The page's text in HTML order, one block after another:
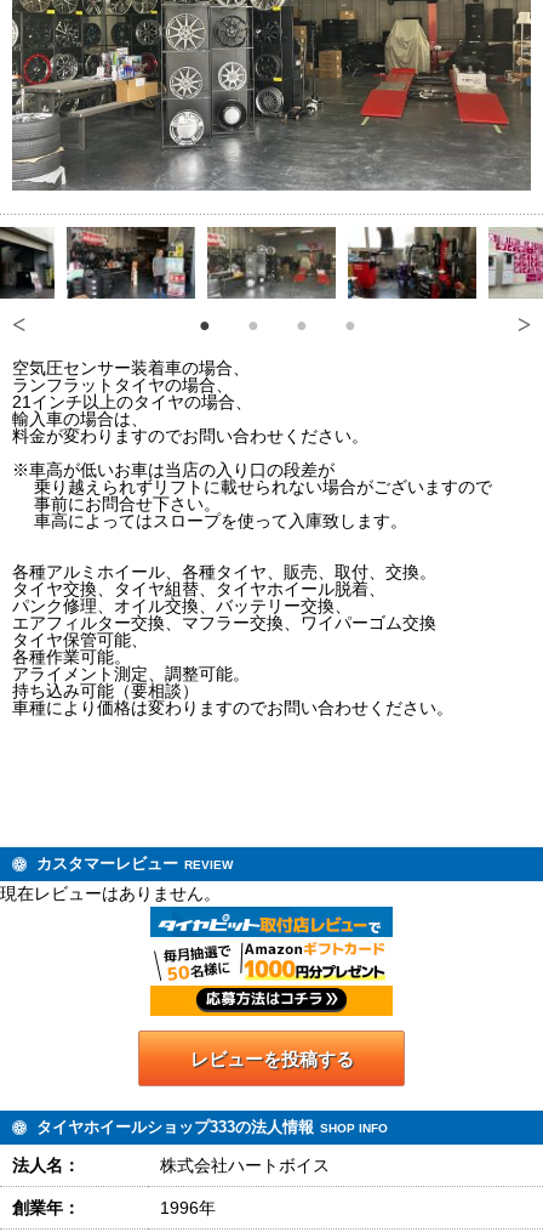
空気圧センサー装着車の場合、
ランフラットタイヤの場合、
21インチ以上のタイヤの場合、
輸入車の場合は、
料金が変わりますのでお問い合わせください。
※車高が低いお車は当店の入り口の段差が
乗り越えられずリフトに載せられない場合がございますので
事前にお問合せ下さい。
車高によってはスロープを使って入庫致します。
各種アルミホイール、各種タイヤ、販売、取付、交換。
タイヤ交換、タイヤ組替、タイヤホイール脱着、
パンク修理、オイル交換、バッテリー交換、
エアフィルター交換、マフラー交換、ワイパーゴム交換
タイヤ保管可能、
各種作業可能。
アライメント測定、調整可能。
持ち込み可能（要相談）
車種により価格は変わりますのでお問い合わせください。
カスタマーレビュー REVIEW
現在レビューはありません。
レビューを投稿する
タイヤホイールショップ333の法人情報 SHOP INFO
法人名： 株式会社ハートボイス
創業年： 1996年